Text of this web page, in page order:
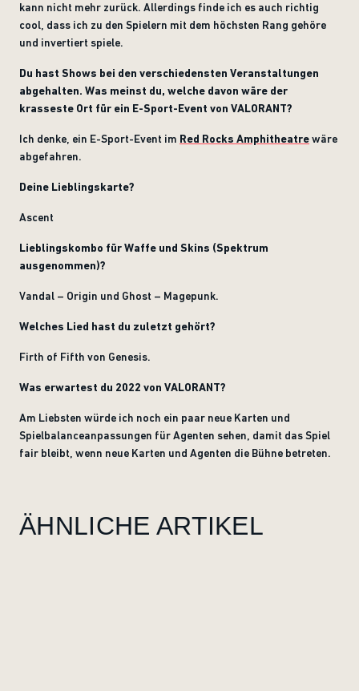
kann nicht mehr zurück. Allerdings finde ich es auch richtig
cool, dass ich zu den Spielern mit dem höchsten Rang gehöre
und invertiert spiele.
Du hast Shows bei den verschiedensten Veranstaltungen
abgehalten. Was meinst du, welche davon wäre der
krasseste Ort für ein E-Sport-Event von VALORANT?
Ich denke, ein E-Sport-Event im Red Rocks Amphitheatrewäre
abgefahren.
Deine Lieblingskarte?
Ascent
Lieblingskombo für Waffe und Skins (Spektrum
ausgenommen)?
Vandal – Origin und Ghost – Magepunk.
Welches Lied hast du zuletzt gehört?
Firth of Fifth von Genesis.
Was erwartest du 2022 von VALORANT?
Am Liebsten würde ich noch ein paar neue Karten und
Spielbalanceanpassungen für Agenten sehen, damit das Spiel
fair bleibt, wenn neue Karten und Agenten die Bühne betreten.
ÄHNLICHE ARTIKEL